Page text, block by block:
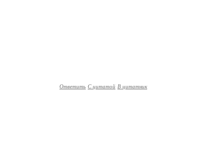
Ответить С цитатой В цитатник